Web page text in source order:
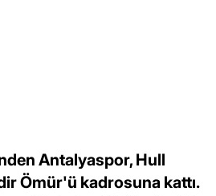
Antalyaspor, Hull
Ömür'ü kadrosuna kattı.